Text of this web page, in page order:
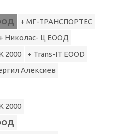
+ МГ-ТРАНСПОРТЕС
+ Николас- Ц ЕООД
2000
+ Trans-IT EOOD
Алексиев
2000